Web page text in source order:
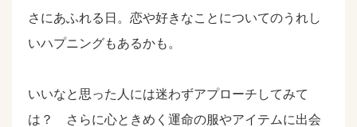
さにあふれる日。恋や好きなことについてのうれし
いハプニングもあるかも。
いいなと思った人には迷わずアプローチしてみて
は？ さらに心ときめく運命の服やアイテムに出会